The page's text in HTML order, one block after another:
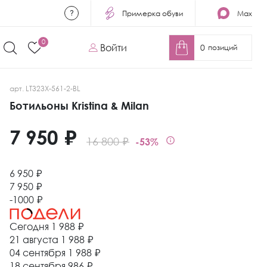
Примерка обуви Max
0
Войти 0 позиций
арт. LT323X-561-2-BL
Ботильоны Kristina & Milan
16 800 ₽ -53%
7 950 ₽
6 950 ₽
7 950 ₽
-1000 ₽
Сегодня 1 988 ₽
21 августа 1 988 ₽
04 сентября 1 988 ₽